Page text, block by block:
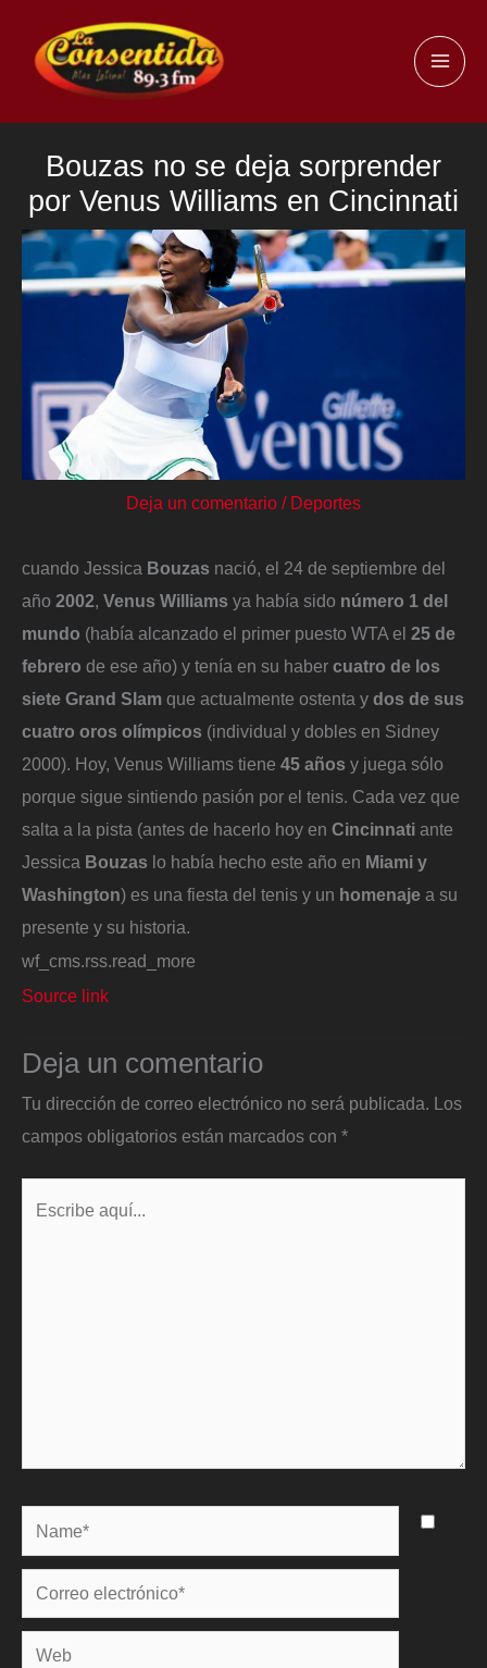
contenido
Bouzas no se deja sorprender
por Venus Williams en Cincinnati
Deja un comentario / Deportes
cuando Jessica Bouzas nació, el 24 de septiembre del
año 2002, Venus Williams ya había sido número 1 del
mundo (había alcanzado el primer puesto WTA el 25 de
febrero de ese año) y tenía en su haber cuatro de los
siete Grand Slam que actualmente ostenta y dos de sus
cuatro oros olímpicos (individual y dobles en Sidney
2000). Hoy, Venus Williams tiene 45 años y juega sólo
porque sigue sintiendo pasión por el tenis. Cada vez que
salta a la pista (antes de hacerlo hoy en Cincinnati ante
Jessica Bouzas lo había hecho este año en Miami y
Washington) es una fiesta del tenis y un homenaje a su
presente y su historia.
wf_cms.rss.read_more
Source link
Deja un comentario
Tu dirección de correo electrónico no será publicada. Los
campos obligatorios están marcados con *
Name*
Correo
electrónico*
Web